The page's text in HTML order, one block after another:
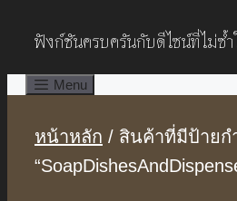
ฟังก์ชันครบครันกับดีไซน์ที่ไม่ซ้ำ
Menu
หน้าหลัก / สินค้าที่มีป้ายก